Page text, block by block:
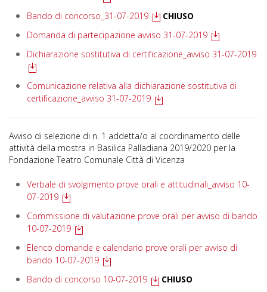
Bando di concorso_31-07-2019
CHIUSO
Domanda di partecipazione avviso 31-07-2019
Dichiarazione sostitutiva di certificazione_avviso 31-07-2019
Comunicazione relativa alla dichiarazione sostitutiva di
certificazione_avviso 31-07-2019
Avviso di selezione di n. 1 addetta/o al coordinamento delle
attività della mostra in Basilica Palladiana 2019/2020 per la
Fondazione Teatro Comunale Città di Vicenza
Verbale di svolgimento prove orali e attitudinali_avviso 10-
07-2019
Commissione di valutazione prove orali per avviso di bando
10-07-2019
Elenco domande e calendario prove orali per avviso di
bando 10-07-2019
Bando di concorso 10-07-2019
CHIUSO